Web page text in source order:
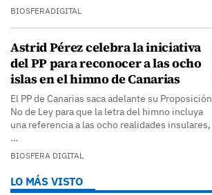
BIOSFERADIGITAL
Astrid Pérez celebra la iniciativa
del PP para reconocer a las ocho
islas en el himno de Canarias
El PP de Canarias saca adelante su Proposición
No de Ley para que la letra del himno incluya
una referencia a las ocho realidades insulares,
…
BIOSFERA DIGITAL
LO MÁS VISTO